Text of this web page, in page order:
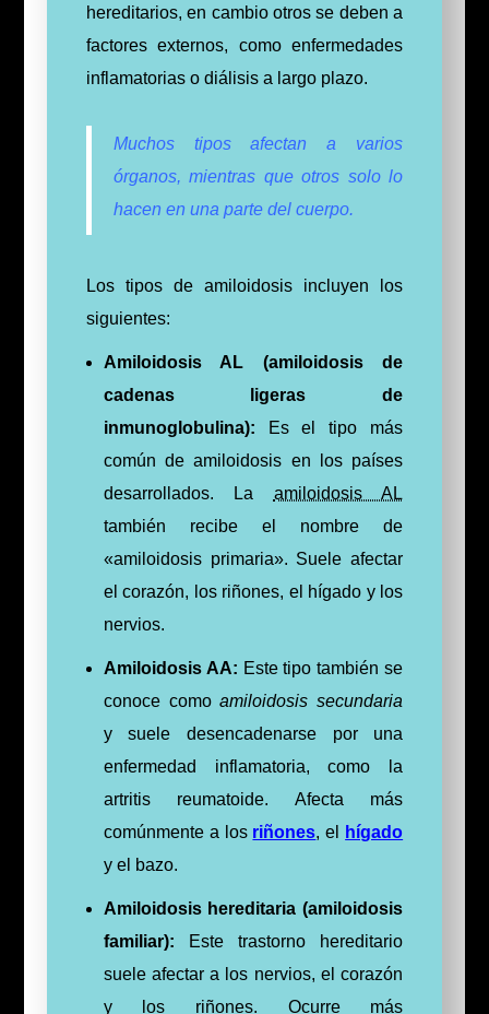
hereditarios, en cambio otros se deben a
factores externos, como enfermedades
inflamatorias o diálisis a largo plazo.
Muchos tipos afectan a varios
órganos, mientras que otros solo lo
hacen en una parte del cuerpo.
Los tipos de amiloidosis incluyen los
siguientes:
Amiloidosis AL (amiloidosis de
cadenas ligeras de
inmunoglobulina): Es el tipo más
común de amiloidosis en los países
desarrollados. La amiloidosis AL
también recibe el nombre de
«amiloidosis primaria». Suele afectar
el corazón, los riñones, el hígado y los
nervios.
Amiloidosis AA: Este tipo también se
conoce comoamiloidosis secundaria
y suele desencadenarse por una
enfermedad inflamatoria, como la
artritis reumatoide. Afecta más
comúnmente a los riñones, el
hígado
y el bazo.
Amiloidosis hereditaria (amiloidosis
familiar): Este trastorno hereditario
suele afectar a los nervios, el corazón
y los riñones. Ocurre más